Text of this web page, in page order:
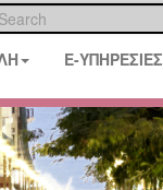
E-ΥΠΗΡΕΣΙΕΣ